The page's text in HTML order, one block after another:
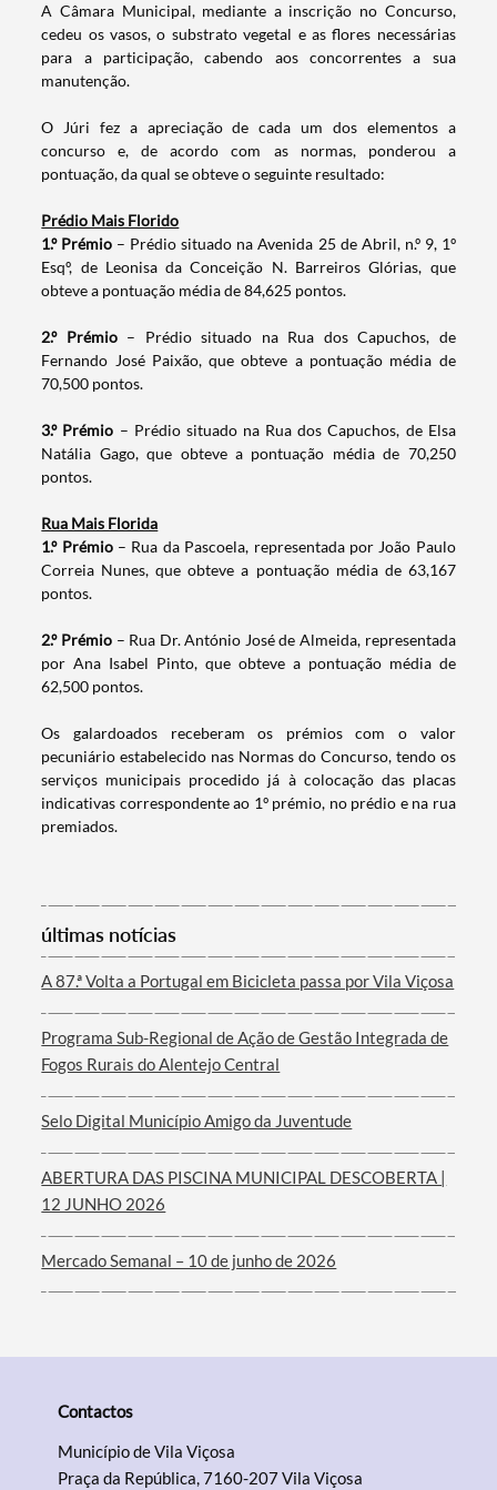
Termo de Pesquisa
Categorias gerais
Filtros
A Câmara Municipal, mediante a inscrição no Concurso,
cedeu os vasos, o substrato vegetal e as flores necessárias
para a participação, cabendo aos concorrentes a sua
manutenção.
O Júri fez a apreciação de cada um dos elementos a
concurso e, de acordo com as normas, ponderou a
pontuação, da qual se obteve o seguinte resultado:
Prédio Mais Florido
1.º Prémio – Prédio situado na Avenida 25 de Abril, n.º 9, 1º
Esqº, de Leonisa da Conceição N. Barreiros Glórias, que
obteve a pontuação média de 84,625 pontos.
2.º Prémio– Prédio situado na Rua dos Capuchos, de
Fernando José Paixão, que obteve a pontuação média de
70,500 pontos.
3.º Prémio – Prédio situado na Rua dos Capuchos, de Elsa
Natália Gago, que obteve a pontuação média de 70,250
pontos.
Rua Mais Florida
1.º Prémio– Rua da Pascoela, representada por João Paulo
Correia Nunes, que obteve a pontuação média de 63,167
pontos.
2.º Prémio– Rua Dr. António José de Almeida, representada
por Ana Isabel Pinto, que obteve a pontuação média de
62,500 pontos.
Os galardoados receberam os prémios com o valor
pecuniário estabelecido nas Normas do Concurso, tendo os
serviços municipais procedido já à colocação das placas
indicativas correspondente ao 1º prémio, no prédio e na rua
premiados.
últimas notícias
A 87.ª Volta a Portugal em Bicicleta passa por Vila Viçosa
Programa Sub-Regional de Ação de Gestão Integrada de
Fogos Rurais do Alentejo Central
Selo Digital Município Amigo da Juventude
ABERTURA DAS PISCINA MUNICIPAL DESCOBERTA |
12 JUNHO 2026
Mercado Semanal – 10 de junho de 2026
Contactos
Município de Vila Viçosa
Praça da República, 7160-207 Vila Viçosa